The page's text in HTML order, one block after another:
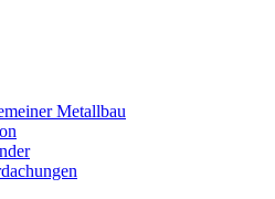
Metallbau